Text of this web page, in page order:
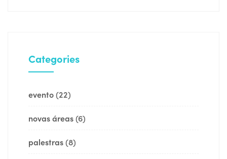
Categories
evento(22)
novas áreas(6)
palestras(8)